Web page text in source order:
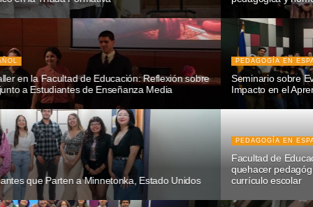
PEDAGOGÍA EN ESPAÑOL
Seminario sobre Evaluación Formativa y Retroalimentación con
Impacto en el Aprendizaje en la Facultad de Educación
PEDAGOGÍA EN ESPAÑOL
Facultad de Educación impulsa proyecto para resignificar el
quehacer pedagógico y visibilizar a mujeres intelectuales en el
currículo escolar